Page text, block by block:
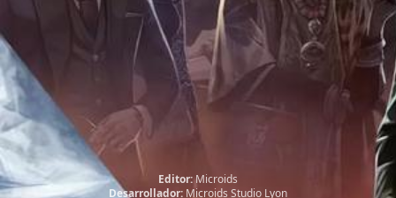
Editor:Microids
Desarrollador: Microids Studio Lyon